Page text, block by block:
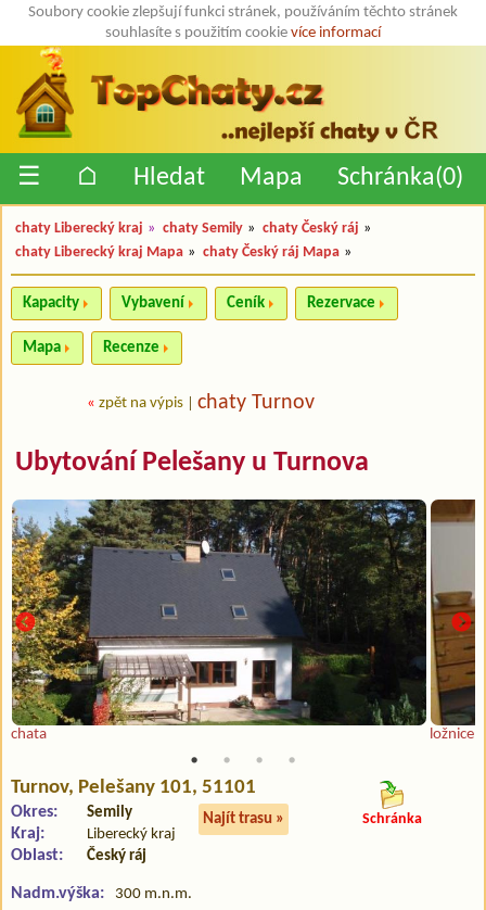
Soubory cookie zlepšují funkci stránek, používáním těchto stránek
souhlasíte s použitím cookie více informací
☰ ⌂ Hledat Mapa Schránka(0)
chaty Liberecký kraj » chaty Semily » chaty Český ráj »
chaty Liberecký kraj Mapa » chaty Český ráj Mapa »
Kapacity Vybavení Ceník Rezervace
Mapa Recenze
« zpět na výpis chaty Turnov
Ubytování Pelešany u Turnova
chata ložnice
Turnov, Pelešany 101, 51101
Najít trasu »
Okres: Semily
Kraj: Liberecký kraj
Oblast: Český ráj
Nadm.výška: 300 m.n.m.
Schránka